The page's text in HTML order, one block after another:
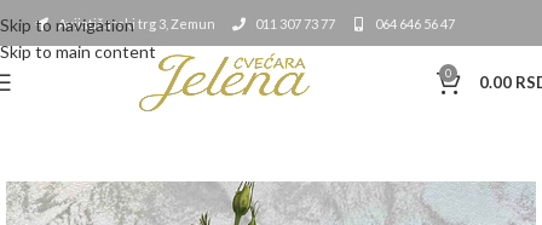
Skip to navigation
Skip to main content
Avijatičarski trg 3, Zemun 011 307 73 77 064 646 56 47
0 0.00